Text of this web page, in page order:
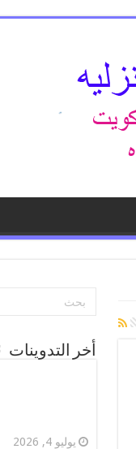
أخر التدوينات
يوليو 4, 2026